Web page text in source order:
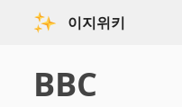
이지위키
BBC